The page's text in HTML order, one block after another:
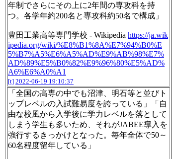
年制でさらにその上に2年間の専攻科を持
つ。各学年約200名と専攻科約50名で構成」
豊田工業高等専門学校 - Wikipedia https://ja.wik
ipedia.org/wiki/%E8%B1%8A%E7%94%B0%E
5%B7%A5%E6%A5%AD%E9%AB%98%E7%
AD%89%E5%B0%82%E9%96%80%E5%AD%
A6%E6%A0%A1
[t] 2022-06-19 19:10:37
「全国の高専の中でも沼津、明石等と並びト
ップレベルの入試難易度を誇っている」「自
由な校風から入学後に学力レベルを落として
しまう学生も多いため、それがJABEE導入を
強行するきっかけとなった。毎年全体で50～
60名程度留年している」